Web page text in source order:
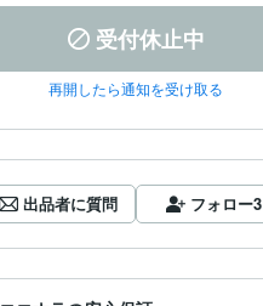
受付休止中
再開したら通知を受け取る
出品者に質問 フォロー3